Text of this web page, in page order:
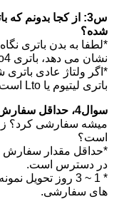
س3: از کجا بدونم
شده؟
نشان می دهد، باتری LiFePo4 است.
باتری لیتیوم یا Lto است.
سوال4، حداقل سفارش دارید؟
میشه سفارشی کرد؟
است؟
در دسترس است.
های سفارشی.